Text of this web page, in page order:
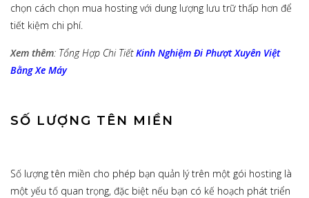
chọn cách chọn mua hosting với dung lượng lưu trữ thấp hơn để
tiết kiệm chi phí.
Xem thêm: Tổng Hợp Chi TiếtKinh Nghiệm Đi Phượt Xuyên Việt
Bằng Xe Máy
SỐ LƯỢNG TÊN MIỀN
Số lượng tên miền cho phép bạn quản lý trên một gói hosting là
một yếu tố quan trọng, đặc biệt nếu bạn có kế hoạch phát triển